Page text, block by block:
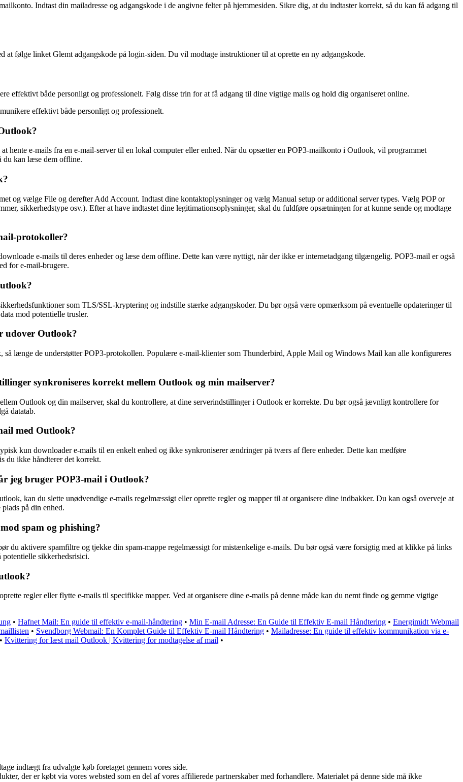
Indtast din mailadresse og adgangskode i de angivne felter på hjemmesiden. Sikre dig, at du indtaster korrekt, så du kan få adgang til
følge linket Glemt adgangskode på login-siden. Du vil modtage instruktioner til at oprette en ny adgangskode.
effektivt både personligt og professionelt. Følg disse trin for at få adgang til dine vigtige mails og hold dig organiseret online.
effektivt både personligt og professionelt.
hente e-mails fra en e-mail-server til en lokal computer eller enhed. Når du opsætter en POP3-mailkonto i Outlook, vil programmet
du kan læse dem offline.
og vælge File og derefter Add Account. Indtast dine kontaktoplysninger og vælg Manual setup or additional server types. Vælg POP or
sikkerhedstype osv.). Efter at have indtastet dine legitimationsoplysninger, skal du fuldføre opsætningen for at kunne sende og modtage
protokoller?
e-mails til deres enheder og læse dem offline. Dette kan være nyttigt, når der ikke er internetadgang tilgængelig. POP3-mail er også
for e-mail-brugere.
som TLS/SSL-kryptering og indstille stærke adgangskoder. Du bør også være opmærksom på eventuelle opdateringer til
mod potentielle trusler.
udover Outlook?
så længe de understøtter POP3-protokollen. Populære e-mail-klienter som Thunderbird, Apple Mail og Windows Mail kan alle konfigureres
synkroniseres korrekt mellem Outlook og min mailserver?
Outlook og din mailserver, skal du kontrollere, at dine serverindstillinger i Outlook er korrekte. Du bør også jævnligt kontrollere for
datatab.
med Outlook?
kun downloader e-mails til en enkelt enhed og ikke synkroniserer ændringer på tværs af flere enheder. Dette kan medføre
du ikke håndterer det korrekt.
jeg bruger POP3-mail i Outlook?
kan du slette unødvendige e-mails regelmæssigt eller oprette regler og mapper til at organisere dine indbakker. Du kan også overveje at
på din enhed.
spam og phishing?
du aktivere spamfiltre og tjekke din spam-mappe regelmæssigt for mistænkelige e-mails. Du bør også være forsigtig med at klikke på links
sikkerhedsrisici.
regler eller flytte e-mails til specifikke mapper. Ved at organisere dine e-mails på denne måde kan du nemt finde og gemme vigtige
• Hafnet Mail: En guide til effektiv e-mail-håndtering • Min E-mail Adresse: En Guide til Effektiv E-mail Håndtering • Energimidt Webmail
• Svendborg Webmail: En Komplet Guide til Effektiv E-mail Håndtering • Mailadresse: En guide til effektiv kommunikation via e-
• Kvittering for læst mail Outlook | Kvittering for modtagelse af mail •
indtægt fra udvalgte køb foretaget gennem vores side.
der er købt via vores websted som en del af vores affilierede partnerskaber med forhandlere. Materialet på denne side må ikke